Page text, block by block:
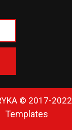
© 2017-2022
Templates